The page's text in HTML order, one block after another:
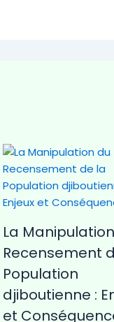
La
Recensement
Population
djiboutienne :
et